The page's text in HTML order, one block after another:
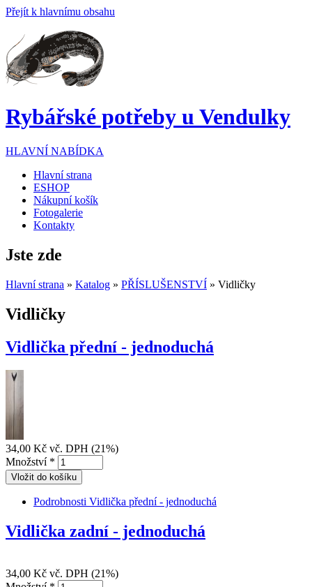
Přejít k hlavnímu obsahu
Rybářské potřeby u Vendulky
HLAVNÍ NABÍDKA
Hlavní strana
ESHOP
Nákupní košík
Fotogalerie
Kontakty
Jste zde
Hlavní strana » Katalog » PŘÍSLUŠENSTVÍ » Vidličky
Vidličky
Vidlička přední - jednoduchá
34,00 Kč vč. DPH (21%)
Množství *
Podrobnosti Vidlička přední - jednoduchá
Vidlička zadní - jednoduchá
34,00 Kč vč. DPH (21%)